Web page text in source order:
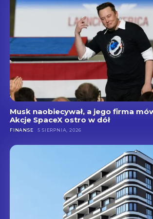
Musk naobiecywał, a jego firma
Akcje SpaceX ostro w dół
FINANSE 5 SIERPNIA, 2026